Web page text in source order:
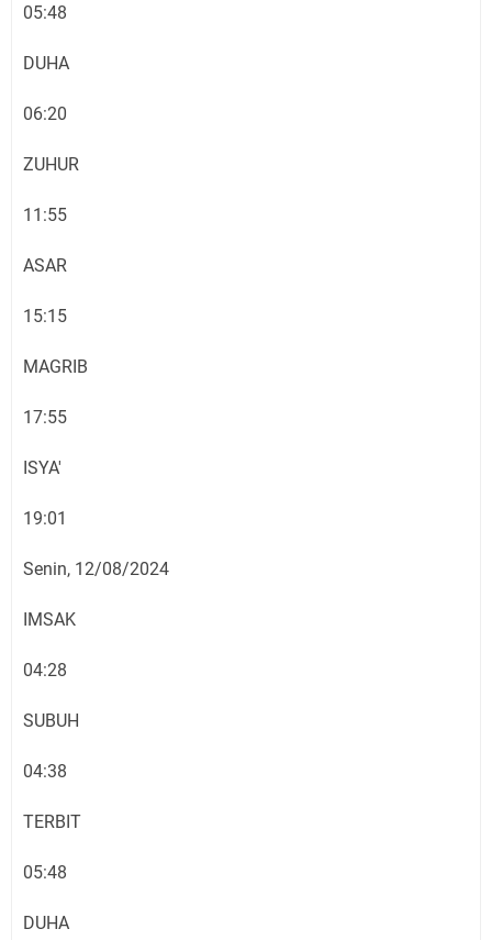
05:48
DUHA
06:20
ZUHUR
11:55
ASAR
15:15
MAGRIB
17:55
ISYA'
19:01
Senin, 12/08/2024
IMSAK
04:28
SUBUH
04:38
TERBIT
05:48
DUHA